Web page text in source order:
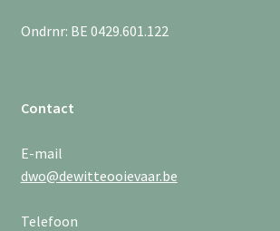
Ondrnr: BE 0429.601.122
Contact
E-mail
dwo@dewitteooievaar.be
Telefoon